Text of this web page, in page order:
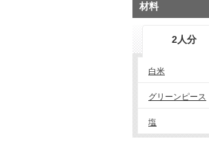
材料
2人分
白米
グリーンピース
塩